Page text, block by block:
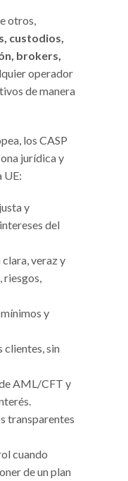
otros,
custodios,
brokers,
operador
de manera
los CASP
jurídica y
UE:
y
del
veraz y
riesgos,
y
clientes, sin
AML/CFT y
transparentes
cuando
de un plan